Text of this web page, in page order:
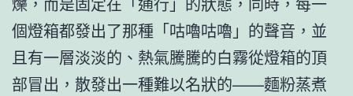
個燈箱都發出了那種「咕嚕咕嚕」的聲音，並
且有一層淡淡的、熱氣騰騰的白霧從燈箱的頂
部冒出，散發出一種難以名狀的——麵粉蒸煮